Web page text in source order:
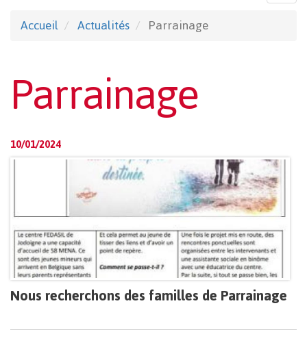
Accueil Actualités Parrainage
Parrainage
10/01/2024
Nous recherchons des familles de Parrainage